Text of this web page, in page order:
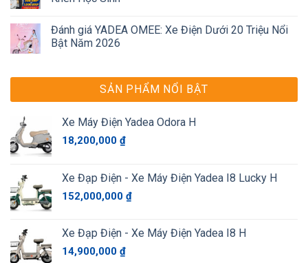
Đánh giá YADEA OMEE: Xe Điện Dưới 20 Triệu Nổi
Bật Năm 2026
SẢN PHẨM NỔI BẬT
Xe Máy Điện Yadea Odora H
18,200,000 ₫
Xe Đạp Điện - Xe Máy Điện Yadea I8 Lucky H
152,000,000 ₫
Xe Đạp Điện - Xe Máy Điện Yadea I8 H
14,900,000 ₫